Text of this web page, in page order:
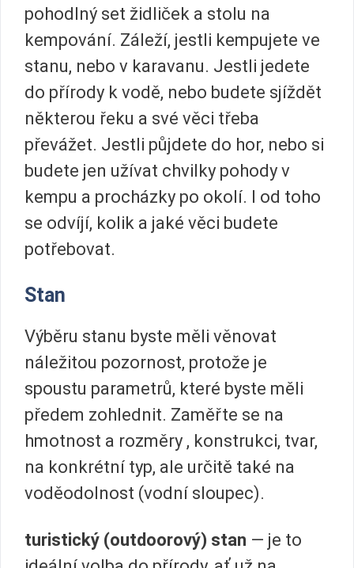
pohodlný set židliček a stolu na
kempování. Záleží, jestli kempujete ve
stanu, nebo v karavanu. Jestli jedete
do přírody k vodě, nebo budete sjíždět
některou řeku a své věci třeba
převážet. Jestli půjdete do hor, nebo si
budete jen užívat chvilky pohody v
kempu a procházky po okolí. I od toho
se odvíjí, kolik a jaké věci budete
potřebovat.
Stan
Výběru stanu byste měli věnovat
náležitou pozornost, protože je
spoustu parametrů, které byste měli
předem zohlednit. Zaměřte se na
hmotnost a rozměry , konstrukci, tvar,
na konkrétní typ, ale určitě také na
voděodolnost (vodní sloupec).
turistický (outdoorový) stan — je to